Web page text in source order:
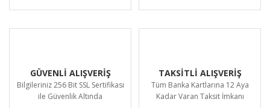
GÜVENLİ ALIŞVERİŞ
Bilgileriniz 256 Bit SSL Sertifikası
ile Güvenlik Altında
TAKSİTLİ ALIŞVERİŞ
Tüm Banka Kartlarına 12 Aya
Kadar Varan Taksit İmkanı